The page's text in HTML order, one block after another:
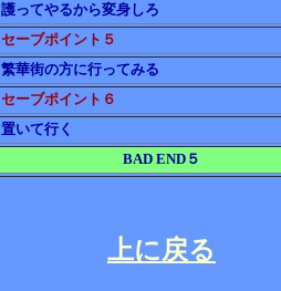
護ってやるから変身しろ
セーブポイント５
繁華街の方に行ってみる
セーブポイント６
置いて行く
BAD END５
上に戻る